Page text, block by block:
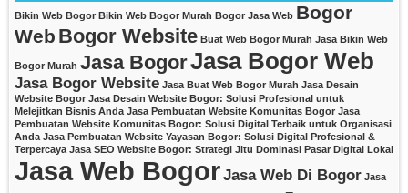
Bikin Web Bogor Bikin Web Bogor Murah Bogor Jasa Web Bogor
Web Bogor Website Buat Web Bogor Murah Jasa Bikin Web
Bogor Murah Jasa BogorJasa Bogor Web
Jasa Bogor Website Jasa Buat Web Bogor Murah Jasa Desain
Website Bogor Jasa Desain Website Bogor: Solusi Profesional untuk
Melejitkan Bisnis Anda Jasa Pembuatan Website Komunitas Bogor Jasa
Pembuatan Website Komunitas Bogor: Solusi Digital Terbaik untuk Organisasi
Anda Jasa Pembuatan Website Yayasan Bogor: Solusi Digital Profesional &
Terpercaya Jasa SEO Website Bogor: Strategi Jitu Dominasi Pasar Digital Lokal
Jasa Web BogorJasa Web Di Bogor Jasa